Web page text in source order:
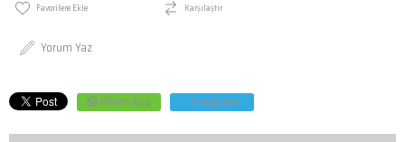
Favorilere Ekle Karşılaştır
Yorum Yaz
WhatsApp Telegram